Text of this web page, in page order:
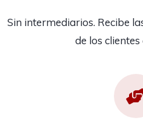
Sin intermediarios. Recibe
de los